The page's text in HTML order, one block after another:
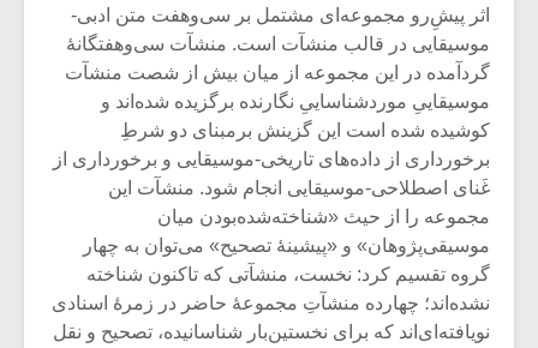
اثر پیشِ‌رو مجموعه‌ای مشتمل بر سی‌وهفت متن ادبی-
موسیقایی در قالب منشآت است. منشآت سی‌وهفتگانۀ
گردآمده در این مجموعه از میان بیش از شصت منشآت
موسیقاییِ موردشناساییِ نگارنده برگزیده شده‌اند و
کوشیده شده است این گزینش برمبنای دو شرطِ
برخورداری از داده‌های تاریخی-موسیقایی و برخورداری از
غَنای اصطلاحی-موسیقایی انجام شود. منشآت این
مجموعه را از حیث «شناخته‌شده‌بودن میان
موسیقی‌پژوهان» و «پیشینۀ تصحیح» می‌توان به چهار
گروه تقسیم کرد: نخست، منشآتی که تاکنون شناخته
نشده‌اند؛ چهارده منشآتِ مجموعۀ حاضر در زمرۀ اسنادی
نویافته‌ای‌اند که برای نخستین‌بار شناسانیده، تصحیح و نقل